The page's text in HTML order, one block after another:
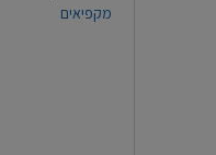
מקפיאים